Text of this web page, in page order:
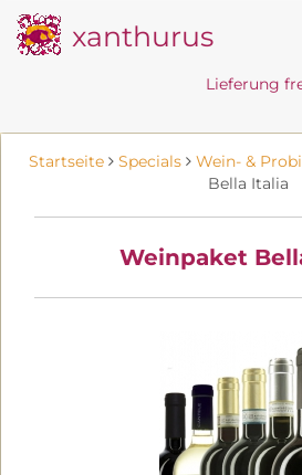
xanthurus
Lieferung
Startseite Specials Wein- &
Bella Italia
Weinpaket